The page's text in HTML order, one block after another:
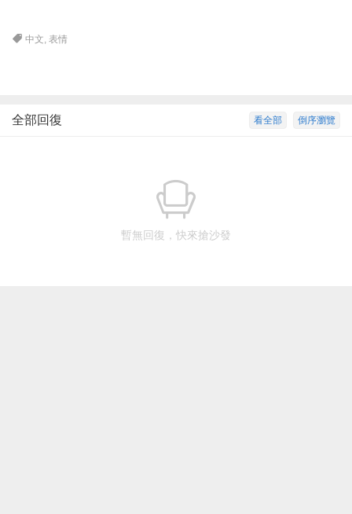
中文,表情
倒序瀏覽
看全部
全部回復
暫無回復，快來搶沙發